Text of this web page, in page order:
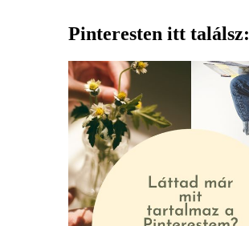
Pinteresten itt találsz: